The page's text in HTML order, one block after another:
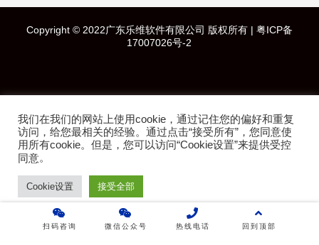
成功案例
行业方案
技术白皮书
关于乐维
Copyright © 2022广东乐维软件有限公司 版权所有 | 粤ICP备
17007026号-2
扫码咨询 微信公众号 热线电话 回到顶部
我们在我们的网站上使用cookie，通过记住您的偏好和重复
访问，给您最相关的经验。通过点击“接受所有”，您同意使
用所有cookie。但是，您可以访问“Cookie设置”来提供受控
同意。
Cookie设置 接受全部